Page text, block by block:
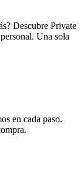
Descubre Private
Una sola
en cada paso.